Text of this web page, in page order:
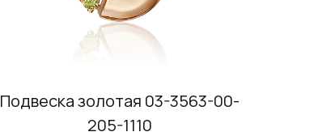
Подвеска золотая 03-3563-00-
205-1110